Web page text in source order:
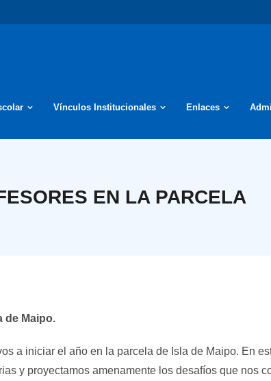
Vínculos Institucionales Enlaces
EN LA PARCELA
de Maipo.
a iniciar el año en la parcela de Isla de Maipo. En
y proyectamos amenamente los desafíos que nos